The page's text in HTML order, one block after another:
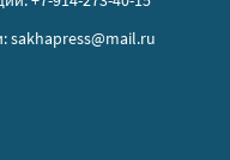
sakhapress@mail.ru